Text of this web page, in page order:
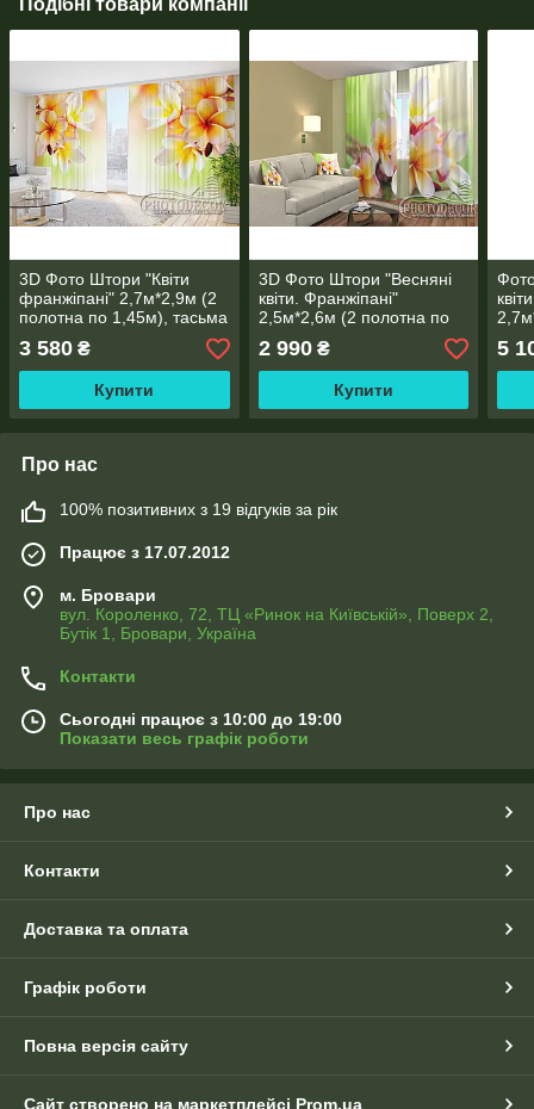
3D Фото Штори "Квіти
франжіпані" 2,7м*2,9м (2
полотна по 1,45м), тасьма
3 580 ₴
Купити
3D Фото Штори "Весняні
квіти. Франжіпані"
2,5м*2,6м (2 полотна по
2 990₴
Купити
5
Про нас
100% позитивних з 19 відгуків за рік
Працює з 17.07.2012
м. Бровари
вул. Короленко, 72, ТЦ «Ринок на Київській», Поверх 2,
Бутік 1, Бровари, Україна
Контакти
Сьогодні працює з 10:00 до 19:00
Показати весь графік роботи
Про нас
Контакти
Доставка та оплата
Графік роботи
Повна версія сайту
Сайт створено на маркетплейсі Prom.ua